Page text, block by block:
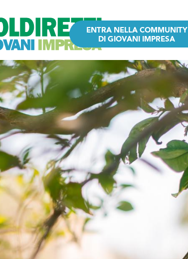
ENTRA NELLA COMMUNITY
DI GIOVANI IMPRESA